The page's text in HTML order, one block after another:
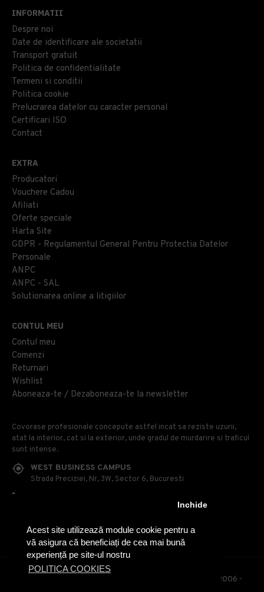
Acest site utilizează module cookie pentru a
vă asigura că beneficiați de cea mai bună
experiență pe site-ul nostru
POLITICA COOKIES
Inchide
INFORMATII
Despre noi
Date de identificare ale societatii
Transport gratuit
Politica de confidentialitate
Termeni si conditii
Politica cookie
Prelucrarea datelor cu caracter personal
Certificari ISO
Contact
EXTRA
Producatori
Vouchere Cadou
Afiliati
Oferte speciale
Harta Site
GDPR - Regulamentul General Pentru Protectia Datelor
Personale
ANPC
ANPC - SAL
Solutionarea online a litigiilor
CONTUL MEU
Contul meu
Comenzi
Returnari
Wishlist
Aboneaza-te / Dezaboneaza-te la newsletter
Covorase profesionale concepute astfel incat sa reziste uzurii,
atat la interior, cat si la exterior, unde gradul de murdarire si traficul
sunt intense.
WEST BUSINESS CAMPUS
Strada Preciziei, Nr, 3W, Sector 6, Bucuresti
OFFICE@COVOARE-PROFESIONALE.RO
© Covoare Profesionale - Toate drepturile rezervate. 2006 -